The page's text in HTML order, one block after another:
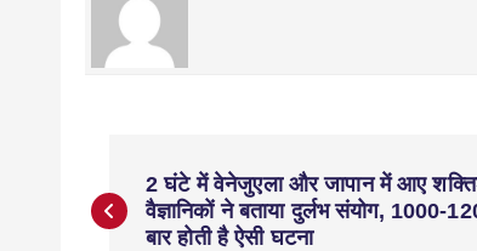
2 घंटे में वेनेजुएला और जापान में आए
वैज्ञानिकों ने बताया दुर्लभ संयोग, 1000-
बार होती है ऐसी घटना